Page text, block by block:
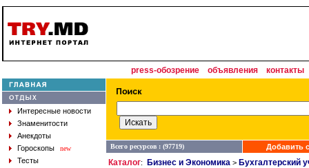
press-обозрение объявления контакты
Интересные новости
Знаменитости
Анекдоты
Гороскопы
new
Тесты
Всего ресурсов : (97719) Добавить
Каталог: Бизнес и Экономика > Бухгалтерский